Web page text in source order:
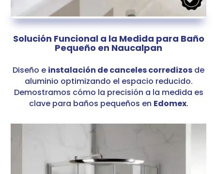
Solución Funcional a la Medida para Baño
Pequeño en Naucalpan
Diseño e instalación de canceles corredizos de
aluminio optimizando el espacio reducido.
Demostramos cómo la precisión a la medida es
clave para baños pequeños en Edomex.